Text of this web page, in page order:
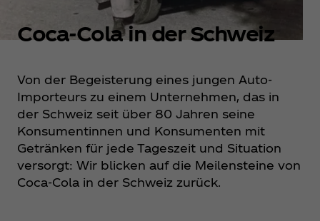
Coca‑Cola in der Schweiz
Von der Begeisterung eines jungen Auto-
Importeurs zu einem Unternehmen, das in
der Schweiz seit über 80 Jahren seine
Konsumentinnen und Konsumenten mit
Getränken für jede Tageszeit und Situation
versorgt: Wir blicken auf die Meilensteine von
Coca‑Cola in der Schweiz zurück.